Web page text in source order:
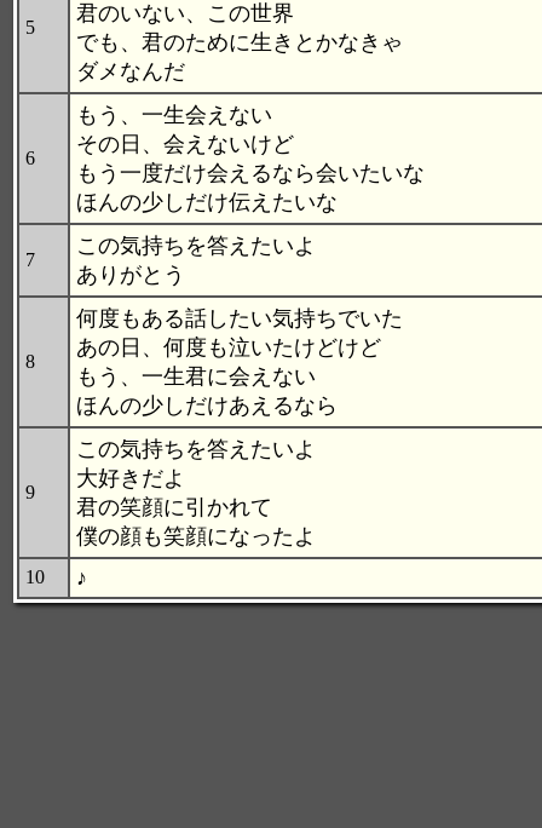
5
君のいない、この世界
でも、君のために生きとかなきゃ
ダメなんだ
6
もう、一生会えない
その日、会えないけど
もう一度だけ会えるなら会いたいな
ほんの少しだけ伝えたいな
7
この気持ちを答えたいよ
ありがとう
8
何度もある話したい気持ちでいた
あの日、何度も泣いたけどけど
もう、一生君に会えない
ほんの少しだけあえるなら
9
この気持ちを答えたいよ
大好きだよ
君の笑顔に引かれて
僕の顔も笑顔になったよ
10 ♪